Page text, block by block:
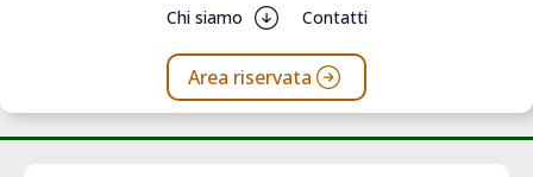
Chi siamo Contatti
Area riservata